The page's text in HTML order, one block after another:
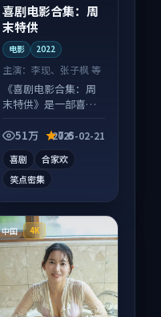
喜剧电影合集：周
末特供
电影 2022
主演：李现、张子枫 等
《喜剧电影合集：周
末特供》是一部喜剧
素齐全，观感爽快不
51万 7.6
2025-02-21
喜剧
合家欢
笑点密集
中国 4K